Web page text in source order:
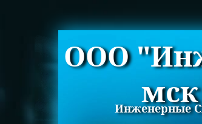
ООО
Инженерные